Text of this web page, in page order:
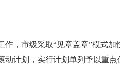
，市级采取“见章盖章”模式加
计划，实行计划单列予以重点